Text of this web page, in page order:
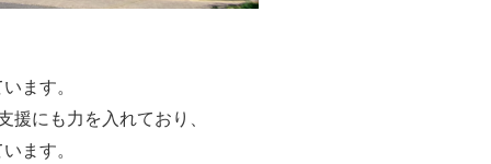
ます。
にも力を入れており、
ます。